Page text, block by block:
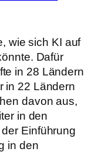
wie sich KI auf
Dafür
in 28 Ländern
in 22 Ländern
davon aus,
in den
Einführung
in den